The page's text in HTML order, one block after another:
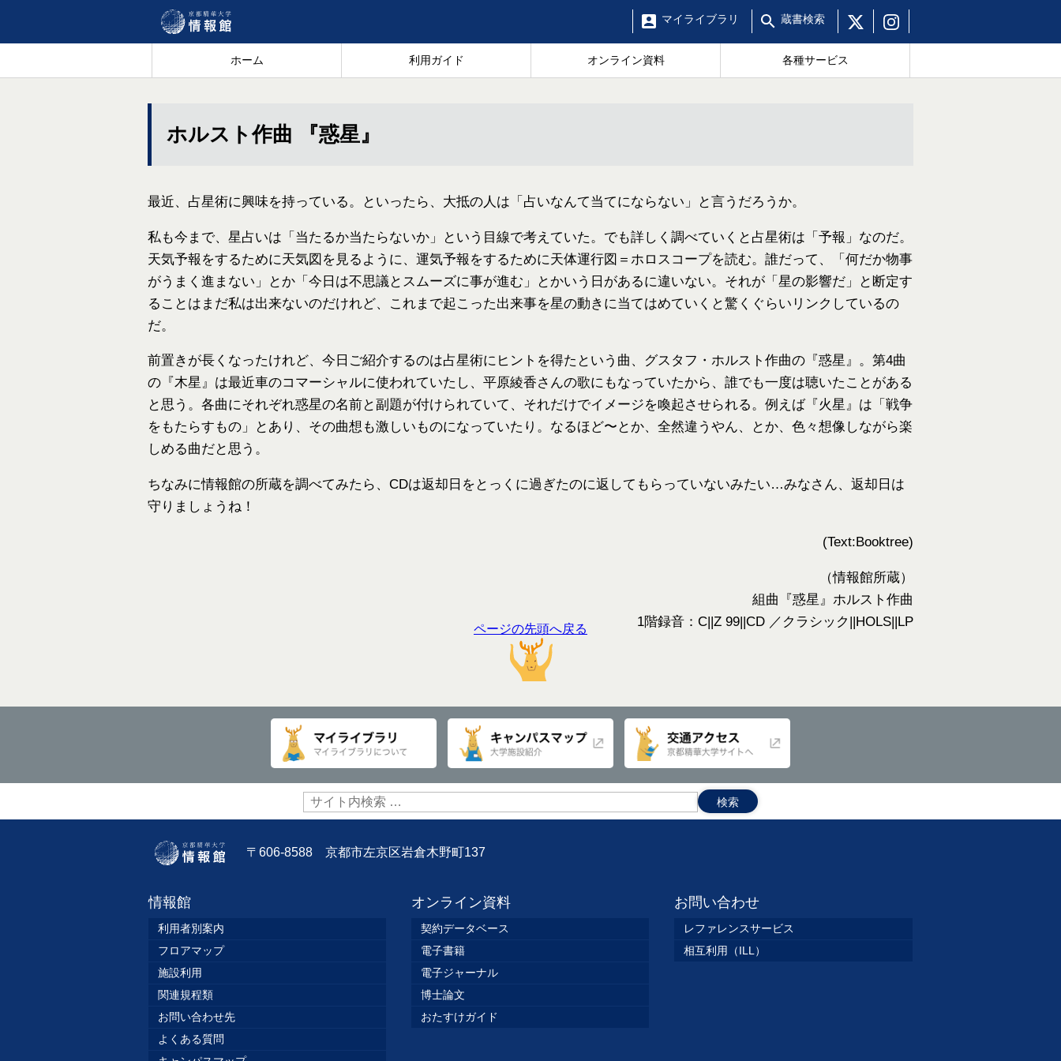
マイライブラリ 蔵書検索
ホーム 利用ガイド オンライン資料 各種サービス
ホルスト作曲 『惑星』
最近、占星術に興味を持っている。といったら、大抵の人は「占いなんて当てにならない」と言うだろうか。
私も今まで、星占いは「当たるか当たらないか」という目線で考えていた。でも詳しく調べていくと占星術は「予報」なのだ。
天気予報をするために天気図を見るように、運気予報をするために天体運行図＝ホロスコープを読む。誰だって、「何だか物事
がうまく進まない」とか「今日は不思議とスムーズに事が進む」とかいう日があるに違いない。それが「星の影響だ」と断定す
ることはまだ私は出来ないのだけれど、これまで起こった出来事を星の動きに当てはめていくと驚くぐらいリンクしているの
だ。
前置きが長くなったけれど、今日ご紹介するのは占星術にヒントを得たという曲、グスタフ・ホルスト作曲の『惑星』。第4曲
の『木星』は最近車のコマーシャルに使われていたし、平原綾香さんの歌にもなっていたから、誰でも一度は聴いたことがある
と思う。各曲にそれぞれ惑星の名前と副題が付けられていて、それだけでイメージを喚起させられる。例えば『火星』は「戦争
をもたらすもの」とあり、その曲想も激しいものになっていたり。なるほど〜とか、全然違うやん、とか、色々想像しながら楽
しめる曲だと思う。
ちなみに情報館の所蔵を調べてみたら、CDは返却日をとっくに過ぎたのに返してもらっていないみたい…みなさん、返却日は
守りましょうね！
(Text:Booktree)
（情報館所蔵）
組曲『惑星』ホルスト作曲
1階録音：C||Z 99||CD ／クラシック||HOLS||LP
ページの先頭へ戻る
サ
イ
ト
検
〒606-8588 京都市左京区岩倉木野町137
情報館
利用者別案内
フロアマップ
施設利用
関連規程類
お問い合わせ先
よくある質問
オンライン資料
契約データベース
電子書籍
電子ジャーナル
博士論文
おたすけガイド
お問い合わせ
レファレンスサービス
相互利用（ILL）